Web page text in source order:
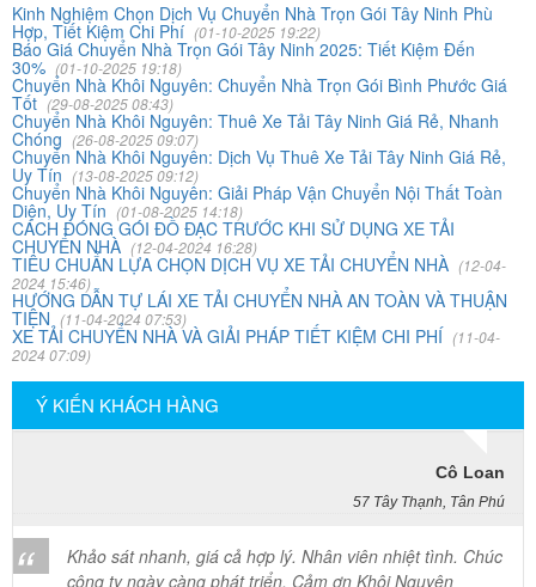
Kinh Nghiệm Chọn Dịch Vụ Chuyển Nhà Trọn Gói Tây Ninh Phù
Hợp, Tiết Kiệm Chi Phí (01-10-2025 19:22)
Báo Giá Chuyển Nhà Trọn Gói Tây Ninh 2025: Tiết Kiệm Đến
30% (01-10-2025 19:18)
Chuyển Nhà Khôi Nguyên: Chuyển Nhà Trọn Gói Bình Phước Giá
Tốt(29-08-2025 08:43)
Chuyển Nhà Khôi Nguyên: Thuê Xe Tải Tây Ninh Giá Rẻ, Nhanh
Chóng (26-08-2025 09:07)
Chuyển Nhà Khôi Nguyên: Dịch Vụ Thuê Xe Tải Tây Ninh Giá Rẻ,
Uy Tín (13-08-2025 09:12)
Chuyển Nhà Khôi Nguyên: Giải Pháp Vận Chuyển Nội Thất Toàn
Diện, Uy Tín (01-08-2025 14:18)
CÁCH ĐÓNG GÓI ĐỒ ĐẠC TRƯỚC KHI SỬ DỤNG XE TẢI
CHUYỂN NHÀ (12-04-2024 16:28)
TIÊU CHUẨN LỰA CHỌN DỊCH VỤ XE TẢI CHUYỂN NHÀ (12-04-
2024 15:46)
HƯỚNG DẪN TỰ LÁI XE TẢI CHUYỂN NHÀ AN TOÀN VÀ THUẬN
TIỆN (11-04-2024 07:53)
XE TẢI CHUYỂN NHÀ VÀ GIẢI PHÁP TIẾT KIỆM CHI PHÍ (11-04-
2024 07:09)
Ý KIẾN KHÁCH HÀNG
Phạm Minh Tuấn
232/2 Cộng Hòa, P.13, Q. Tân Bình
Vợ chồng tôi vừa chuyển về nhà mới ở Chưng cư Thái An
về quận 2. Tôi được biết dịch vụ của Khôi Nguyên đã lâu
và đến nay đã sử dụng dịch vụ chuyển nhà này. Tôi xin
chúng công ty ngày càng phát triển và nâng cao chất
lượng dịch vụ
Mai Hương
Vĩnh Lộc A - Bình Chánh
Công ty Khôi Nguyên chuyển hàng của cô bao bọc đóng
gói rất cẩn thận. Cô rất hài lòng
công ty ngày càng phát triển. Cảm ơn Khôi Nguyên